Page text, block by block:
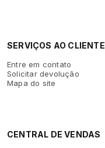
SERVIÇOS AO CLIENTE
Entre em contato
Solicitar devolução
Mapa do site
CENTRAL DE VENDAS